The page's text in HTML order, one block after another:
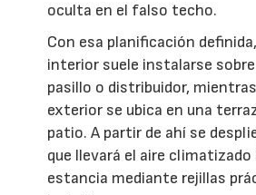
oculta en el falso techo.
Con esa planificación
interior suele instalarse
pasillo o distribuidor,
exterior se ubica en una
patio. A partir de ahí se
que llevará el aire
estancia mediante rejillas